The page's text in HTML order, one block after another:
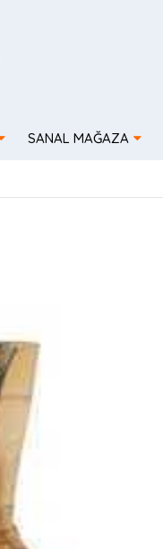
SANAL MAĞAZA